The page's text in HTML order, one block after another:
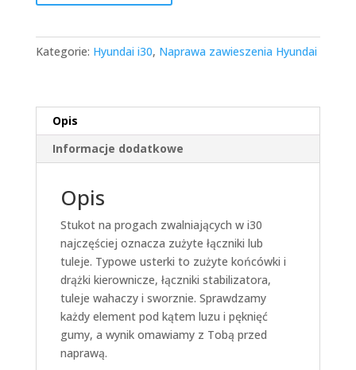
Kategorie: Hyundai i30, Naprawa zawieszenia Hyundai
Opis
Informacje dodatkowe
Opis
Stukot na progach zwalniających w i30
najczęściej oznacza zużyte łączniki lub
tuleje. Typowe usterki to zużyte końcówki i
drążki kierownicze, łączniki stabilizatora,
tuleje wahaczy i sworznie. Sprawdzamy
każdy element pod kątem luzu i pęknięć
gumy, a wynik omawiamy z Tobą przed
naprawą.